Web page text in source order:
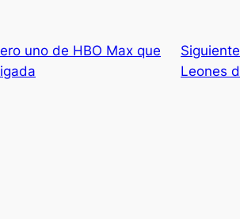
uno de HBO Max que
Leones